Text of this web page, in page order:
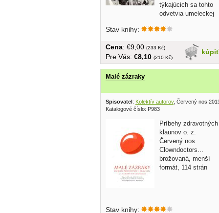
týkajúcich sa tohto
odvetvia umeleckej
Stav knihy:
kúpiť
Cena: €9,00 (233 Kč)
Pre Vás: €8,10 (210 Kč)
Malé zázraky
Spisovatel: Kolektív autorov, Červený nos
Katalogové číslo: P983
Príbehy zdravotných
klaunov o. z.
Červený nos
Clowndoctors...
brožovaná, menší
formát, 114 strán
Stav knihy: